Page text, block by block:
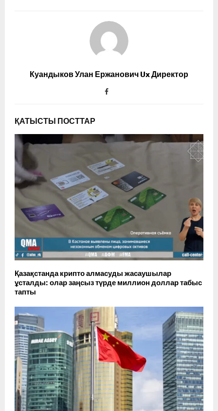
Куандыков Улан Ержанович Ux Директор
ҚАТЫСТЫ ПОСТТАР
Қазақстанда крипто алмасуды жасаушылар
ұсталды: олар заңсыз түрде миллион доллар табыс
тапты